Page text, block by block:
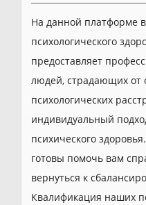
На данной платформе
психологического
предоставляет
людей, страдающих от
психологических
индивидуальный
психического
готовы помочь вам
вернуться к
Квалификация наших